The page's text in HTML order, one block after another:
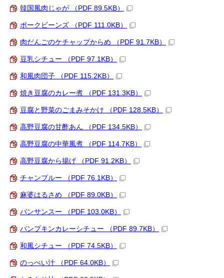
韓国風肉じゃが （PDF 89.5KB）
ポークビーンズ （PDF 111.0KB）
肉だんごのケチャップからめ （PDF 91.7KB）
豆乳シチュー （PDF 97.1KB）
和風肉団子 （PDF 115.2KB）
焼き豆腐のカレー煮 （PDF 131.3KB）
豆腐と野菜のごまみそかけ （PDF 128.5KB）
高野豆腐の甘酢あん （PDF 134.5KB）
高野豆腐の中華風煮 （PDF 114.7KB）
高野豆腐から揚げ （PDF 91.2KB）
チャンプルー （PDF 76.1KB）
麻婆はるさめ （PDF 89.0KB）
バンサンスー （PDF 103.0KB）
パンプキンカレーシチュー （PDF 89.7KB）
和風シチュー （PDF 74.5KB）
のっぺい汁 （PDF 64.0KB）